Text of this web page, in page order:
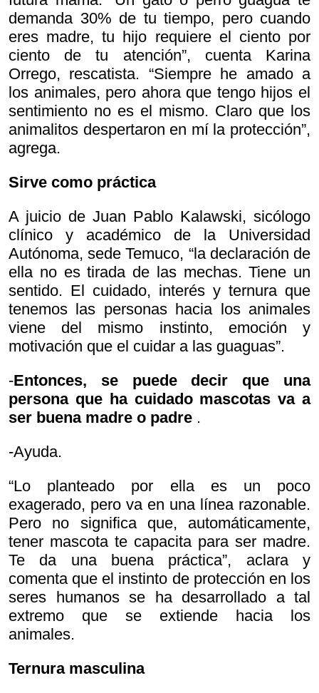
demanda 30% de tu tiempo, pero cuando
eres madre, tu hijo requiere el ciento por
ciento de tu atención”, cuenta Karina
Orrego, rescatista. “Siempre he amado a
los animales, pero ahora que tengo hijos el
sentimiento no es el mismo. Claro que los
animalitos despertaron en mí la protección”,
agrega.
Sirve como práctica
A juicio de Juan Pablo Kalawski, sicólogo
clínico y académico de la Universidad
Autónoma, sede Temuco, “la declaración de
ella no es tirada de las mechas. Tiene un
sentido. El cuidado, interés y ternura que
tenemos las personas hacia los animales
viene del mismo instinto, emoción y
motivación que el cuidar a las guaguas”.
-Entonces, se puede decir que una
persona que ha cuidado mascotas va a
ser buena madre o padre .
-Ayuda.
“Lo planteado por ella es un poco
exagerado, pero va en una línea razonable.
Pero no significa que, automáticamente,
tener mascota te capacita para ser madre.
Te da una buena práctica”, aclara y
comenta que el instinto de protección en los
seres humanos se ha desarrollado a tal
extremo que se extiende hacia los
animales.
Ternura masculina